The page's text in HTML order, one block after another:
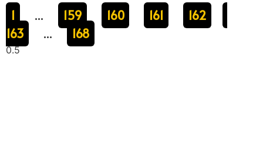
1 … 159 160 161
162
163
… 168